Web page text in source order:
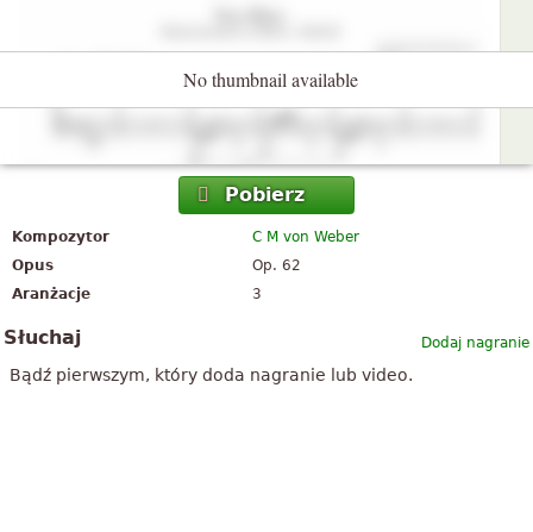
No thumbnail available
Pobierz
Kompozytor
C M von Weber
Opus
Op. 62
Aranżacje
3
Dodaj nagranie
Słuchaj
Bądź pierwszym, który doda nagranie lub video.